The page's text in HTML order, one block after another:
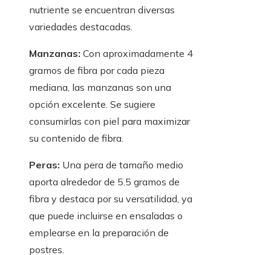
nutriente se encuentran diversas
variedades destacadas.
Manzanas: Con aproximadamente 4
gramos de fibra por cada pieza
mediana, las manzanas son una
opción excelente. Se sugiere
consumirlas con piel para maximizar
su contenido de fibra.
Peras: Una pera de tamaño medio
aporta alrededor de 5.5 gramos de
fibra y destaca por su versatilidad, ya
que puede incluirse en ensaladas o
emplearse en la preparación de
postres.